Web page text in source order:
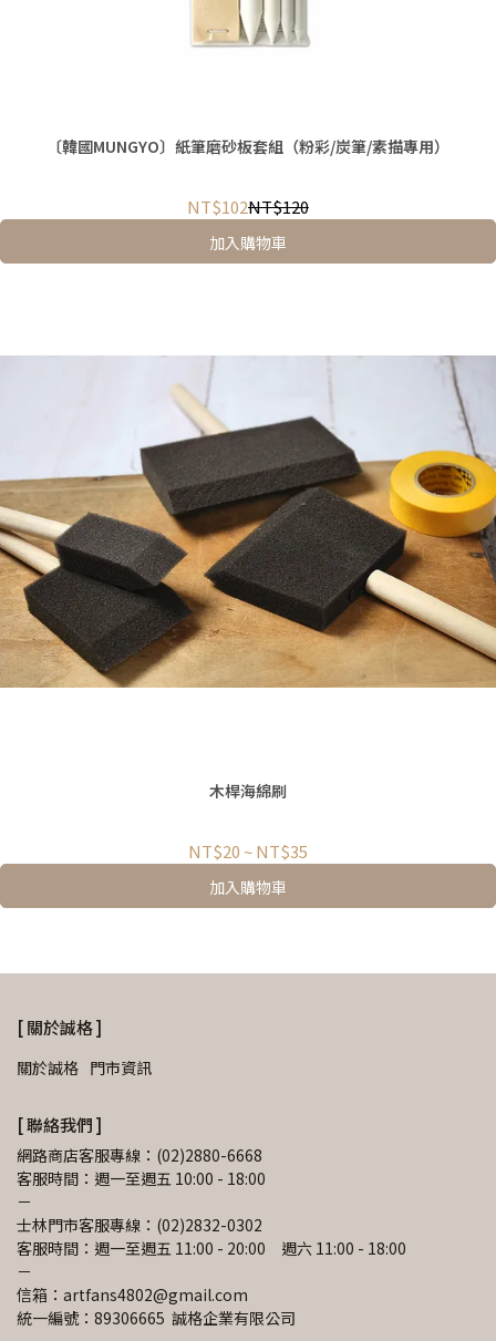
〔韓國MUNGYO〕紙筆磨砂板套組（粉彩/炭筆/素描專用）
NT$102NT$120
加入購物車
木桿海綿刷
NT$20 ~NT$35
加入購物車
[ 關於誠格 ]
關於誠格 門市資訊
[ 聯絡我們 ]
網路商店客服專線：(02)2880-6668
客服時間：週一至週五 10:00 - 18:00
－
士林門市客服專線：(02)2832-0302
客服時間：週一至週五 11:00 - 20:00　週六 11:00 - 18:00
－
信箱：artfans4802@gmail.com
統一編號：89306665  誠格企業有限公司